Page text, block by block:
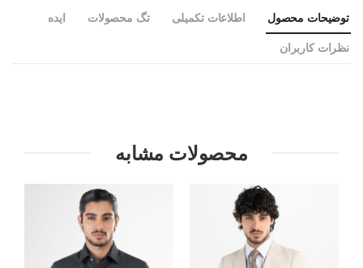
توضیحات محصول اطلاعات تکمیلی تگ محصولات ایده
نظرات کاربران
محصولات مشابه